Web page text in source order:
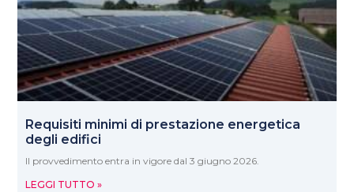
Requisiti minimi di prestazione energetica
degli edifici
Il provvedimento entra in vigore dal 3 giugno 2026.
LEGGI TUTTO »